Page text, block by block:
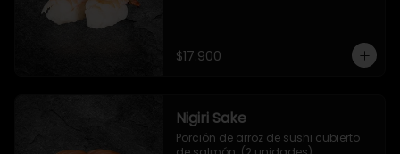
$17.900
Nigiri Sake
Porción de arroz de sushi cubierto